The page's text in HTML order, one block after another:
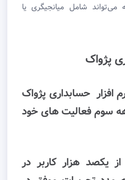
می‌تواند شامل میانجیگری یا
پژواک
حسابداری پژواک
سوم فعالیت های خود
یکصد هزار کاربر در